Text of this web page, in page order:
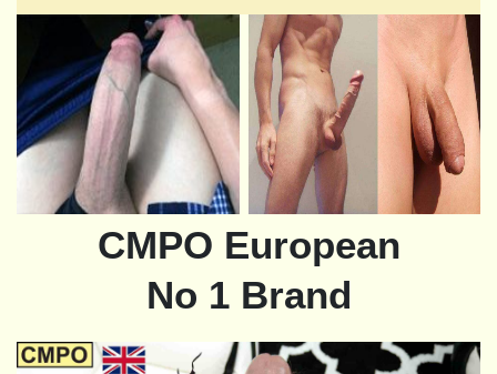
CMPO European
No 1 Brand